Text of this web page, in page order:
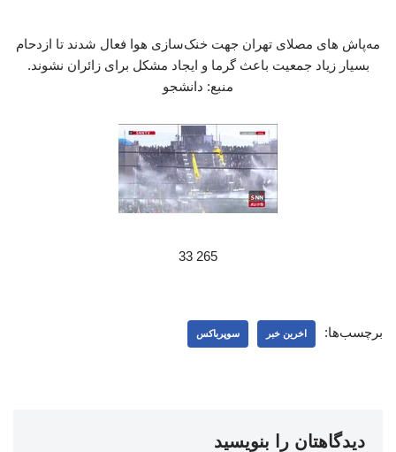
مه‌پاش های مصلای تهران جهت خنک‌سازی هوا فعال شدند تا ازدحام
بسیار زیاد جمعیت باعث گرما و ایجاد مشکل برای زائران نشوند.
منبع: دانشجو
265 33
برچسب‌ها: اخرین خبر سوپرباکس
دیدگاهتان را بنویسید